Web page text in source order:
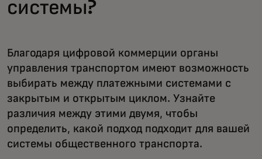
системы?
Благодаря цифровой коммерции органы
управления транспортом имеют возможность
выбирать между платежными системами с
закрытым и открытым циклом. Узнайте
различия между этими двумя, чтобы
определить, какой подход подходит для вашей
системы общественного транспорта.